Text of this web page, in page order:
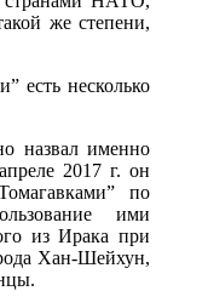
же степени,
несколько
именно
2017 г. он
по
ими
из Ирака при
Хан-Шейхун,